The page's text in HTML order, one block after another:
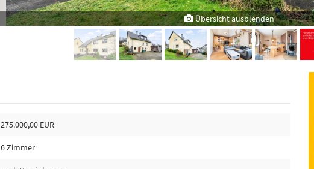
Übersicht ausblenden
275.000,00 EUR
6 Zimmer